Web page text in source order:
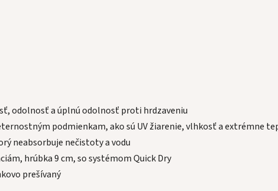
odolnosť a úplnú odolnosť proti hrdzaveniu
podmienkam, ako sú UV žiarenie, vlhkosť a extrémne
neabsorbuje nečistoty a vodu
hrúbka 9 cm, so systémom Quick Dry
prešívaný